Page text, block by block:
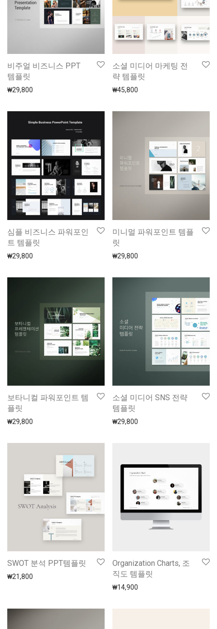
비주얼 비즈니스 PPT
템플릿
₩29,800
소셜 미디어 마케팅 전
략 템플릿
₩45,800
심플 비즈니스 파워포인
트 템플릿
₩29,800
미니멀 파워포인트 템플
릿
₩29,800
보타니컬 파워포인트 템
플릿
₩29,800
소셜 미디어 SNS 전략
템플릿
₩29,800
SWOT 분석 PPT템플릿
₩21,800
Organization Charts, 조
직도 템플릿
₩14,900